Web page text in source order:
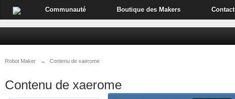
Communauté Boutique des Makers Contact
Robot Maker → Contenu de xaerome
Contenu de xaerome